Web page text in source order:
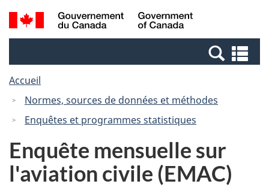
Passer
au
Passer
à
Canada
Recherche
et
et
Accueil
Normes, sources de données et méthodes
Enquêtes et programmes statistiques
Enquête mensuelle sur
l'aviation civile (EMAC)